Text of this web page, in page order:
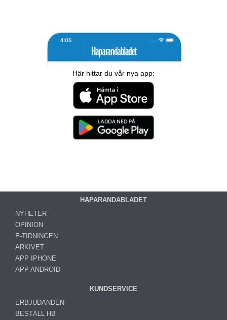
Här hittar du vår nya app:
HAPARANDABLADET
NYHETER
OPINION
E-TIDNINGEN
ARKIVET
APP IPHONE
APP ANDROID
KUNDSERVICE
ERBJUDANDEN
BESTÄLL HB